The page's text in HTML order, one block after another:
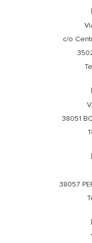
c/o
38051
38057